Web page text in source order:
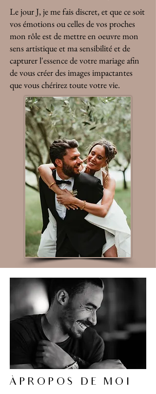
Le jour J, je me fais discret, et que ce soit
vos émotions ou celles de vos proches
mon rôle est de mettre en oeuvre mon
sens artistique et ma sensibilité et de
capturer l'essence de votre mariage afin
de vous créer des images impactantes
que vous chérirez toute votre vie.
ÀPROPOS DE MOI